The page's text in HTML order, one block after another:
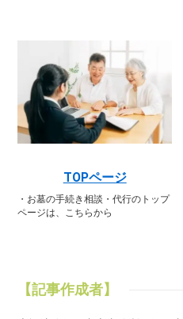
TOPページ
・お墓の手続き相談・代行のトップ
ページは、こちらから
【記事作成者】